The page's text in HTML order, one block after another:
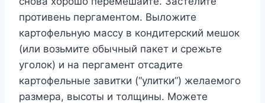
противень пергаментом. Выложите
картофельную массу в кондитерский мешок
(или возьмите обычный пакет и срежьте
уголок) и на пергамент отсадите
картофельные завитки (“улитки”) желаемого
размера, высоты и толщины. Можете